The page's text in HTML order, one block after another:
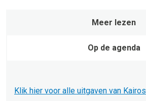
Meer lezen
Op de agenda
Klik hier voor alle uitgaven van Kairos